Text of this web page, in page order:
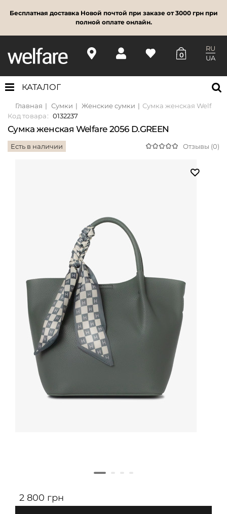
Бесплатная доставка Новой почтой при заказе от 3000 грн при
полной оплате онлайн.
0
RU
UA
КАТАЛОГ
Главная Сумки Женские сумки
Сумка женская Welfare
Код товара: 0132237
Сумка женская Welfare 2056 D.GREEN
Есть в наличии Отзывы (0)
2 800 грн